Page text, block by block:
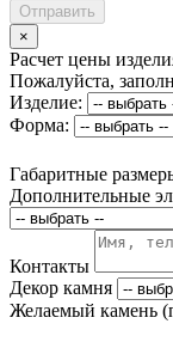
Отправить
×
Расчет цены
Пожалуйста,
Изделие:
Форма:
Габаритные
Дополнительные
Контакты
Декор камня
Желаемый камень